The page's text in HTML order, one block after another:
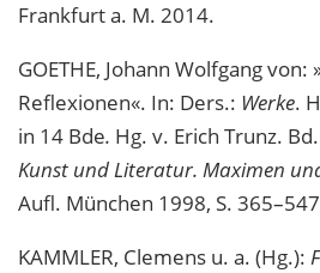
Frankfurt a. M. 2014.
GOETHE, Johann Wolfgang
Reflexionen«. In: Ders.: Werke.
in 14 Bde. Hg. v. Erich Trunz.
Kunst und Literatur. Maximen
Aufl. München 1998, S.
KAMMLER, Clemens u. a. (Hg.):